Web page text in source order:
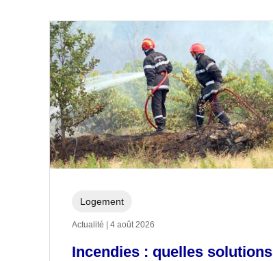
Incendies : quelles solutions
Logement
Actualité | 4 août 2026